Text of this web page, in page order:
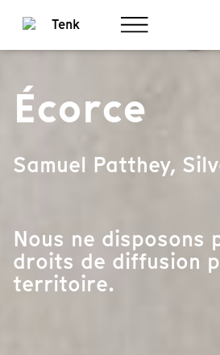
Écorce
Samuel Patthey,
Nous ne disposons
droits de diffusion
territoire.